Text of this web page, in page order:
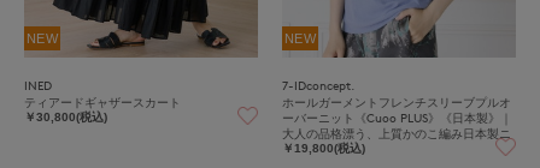
NEW
INED
ティアードギャザースカート
￥30,800(税込)
NEW
7-IDconcept.
ホールガーメントフレンチスリーブプルオ
ーバーニット《Cuoo PLUS》《日本製》｜
大人の品格漂う、上質かのこ編み日本製ニ
ット
￥19,800(税込)